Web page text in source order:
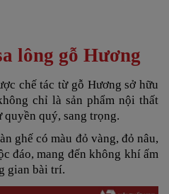
lông gỗ Hương
chế tác từ gỗ Hương sở hữu
chỉ là sản phẩm nội thất
quyền quý, sang trọng.
ghế có màu đỏ vàng, đỏ nâu,
đáo, mang đến không khí ấm
gian bài trí.